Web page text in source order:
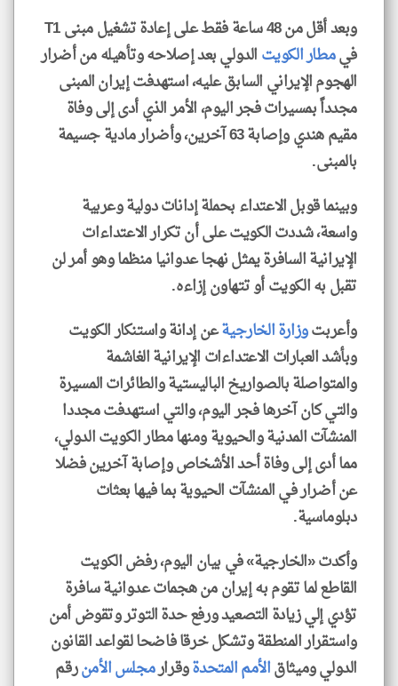
وبعد أقل من 48 ساعة فقط على إعادة تشغيل مبنى T1
فيمطار الكويتالدولي بعد إصلاحه وتأهيله من أضرار
الهجوم الإيراني السابق عليه، استهدفت إيران المبنى
مجدداً بمسيرات فجر اليوم، الأمر الذي أدى إلى وفاة
مقيم هندي وإصابة 63 آخرين، وأضرار مادية جسيمة
بالمبنى.
وبينما قوبل الاعتداء بحملة إدانات دولية وعربية
واسعة، شددت الكويت على أن تكرار الاعتداءات
الإيرانية السافرة يمثل نهجا عدوانيا منظما وهو أمر لن
تقبل به الكويت أو تتهاون إزاءه.
وأعربتوزارة الخارجيةعن إدانة واستنكار الكويت
وبأشد العبارات الاعتداءات الإيرانية الغاشمة
والمتواصلة بالصواريخ الباليستية والطائرات المسيرة
والتي كان آخرها فجر اليوم، والتي استهدفت مجددا
المنشآت المدنية والحيوية ومنها مطار الكويت الدولي،
مما أدى إلى وفاة أحد الأشخاص وإصابة آخرين فضلا
عن أضرار في المنشآت الحيوية بما فيها بعثات
دبلوماسية.
وأكدت «الخارجية» في بيان اليوم، رفض الكويت
القاطع لما تقوم به إيران من هجمات عدوانية سافرة
تؤدي إلي زيادة التصعيد ورفع حدة التوتر وتقوض أمن
واستقرار المنطقة وتشكل خرقا فاضحا لقواعد القانون
الدولي وميثاقالأمم المتحدةوقرارمجلس الأمنرقم